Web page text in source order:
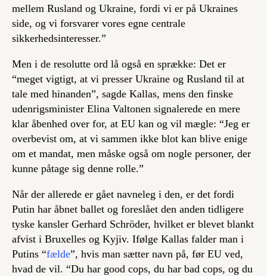
mellem Rusland og Ukraine, fordi vi er på Ukraines
side, og vi forsvarer vores egne centrale
sikkerhedsinteresser.”
Men i de resolutte ord lå også en sprække: Det er
“meget vigtigt, at vi presser Ukraine og Rusland til at
tale med hinanden”, sagde Kallas, mens den finske
udenrigsminister Elina Valtonen signalerede en mere
klar åbenhed over for, at EU kan og vil mægle: “Jeg er
overbevist om, at vi sammen ikke blot kan blive enige
om et mandat, men måske også om nogle personer, der
kunne påtage sig denne rolle.”
Når der allerede er gået navneleg i den, er det fordi
Putin har åbnet ballet og foreslået den anden tidligere
tyske kansler Gerhard Schröder, hvilket er blevet blankt
afvist i Bruxelles og Kyjiv. Ifølge Kallas falder man i
Putins “fælde”, hvis man sætter navn på, før EU ved,
hvad de vil. “Du har good cops, du har bad cops, og du